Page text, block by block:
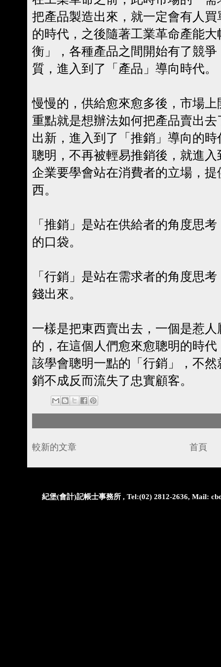
把產品製造出來，就一定會有人
的時代，之後隨著工業革命產能
衡」，各種產品之間開始有了競
質，進入到了「產品」導向時代。
慢慢的，供給愈來愈多後，市場
重點就是想辦法如何把產品賣出
出新，進入到了「推銷」導向的
聰明，不再被輕易推銷後，就進
企業要學會站在消費者的立場，
西。
「推銷」是站在供給者的角度思
的口袋。
「行銷」是站在需求者的角度思
錢出來。
一樣是把東西賣出去，一個是惹
的，在這個人們愈來愈聰明的時
該學會聰明一點的「行銷」，不
銷不成反而流失了忠實顧客。
較新的文章 首頁
紀堡(會計)記帳士事務所 , Tel:(02) 2812-2636, Mail: